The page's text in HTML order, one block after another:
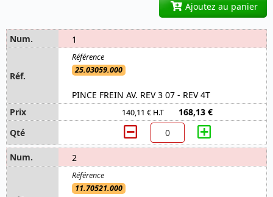
Ajoutez au panier
1
25.03059.000
PINCE FREIN AV. REV 3 07 - REV 4T
140,11 € H.T 168,13 €
2
11.70521.000